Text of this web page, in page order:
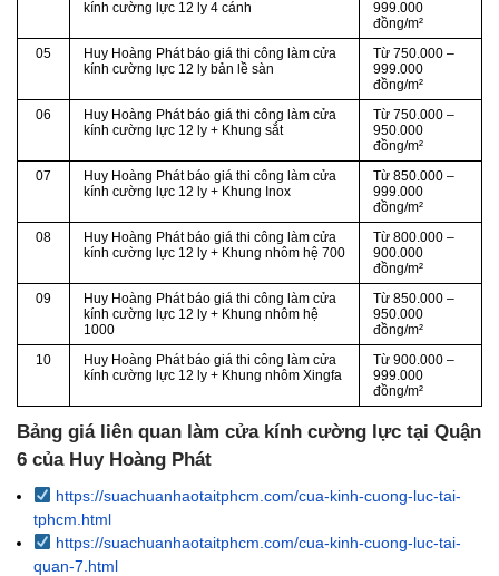
kính cường lực 12 ly 4 cánh
999.000
đồng/m²
05
Huy Hoàng Phát báo giá thi công làm cửa
kính cường lực 12 ly bản lề sàn
Từ 750.000 –
999.000
đồng/m²
06
Huy Hoàng Phát báo giá thi công làm cửa
kính cường lực 12 ly + Khung sắt
Từ 750.000 –
950.000
đồng/m²
07
Huy Hoàng Phát báo giá thi công làm cửa
kính cường lực 12 ly + Khung Inox
Từ 850.000 –
999.000
đồng/m²
08
Huy Hoàng Phát báo giá thi công làm cửa
kính cường lực 12 ly + Khung nhôm hệ 700
Từ 800.000 –
900.000
đồng/m²
09
Huy Hoàng Phát báo giá thi công làm cửa
kính cường lực 12 ly + Khung nhôm hệ
1000
Từ 850.000 –
950.000
đồng/m²
10
Huy Hoàng Phát báo giá thi công làm cửa
kính cường lực 12 ly + Khung nhôm Xingfa
Từ 900.000 –
999.000
đồng/m²
Bảng giá liên quan làm cửa kính cường lực tại Quận
6 của Huy Hoàng Phát
https://suachuanhaotaitphcm.com/cua-kinh-cuong-luc-tai-
tphcm.html
https://suachuanhaotaitphcm.com/cua-kinh-cuong-luc-tai-
quan-7.html